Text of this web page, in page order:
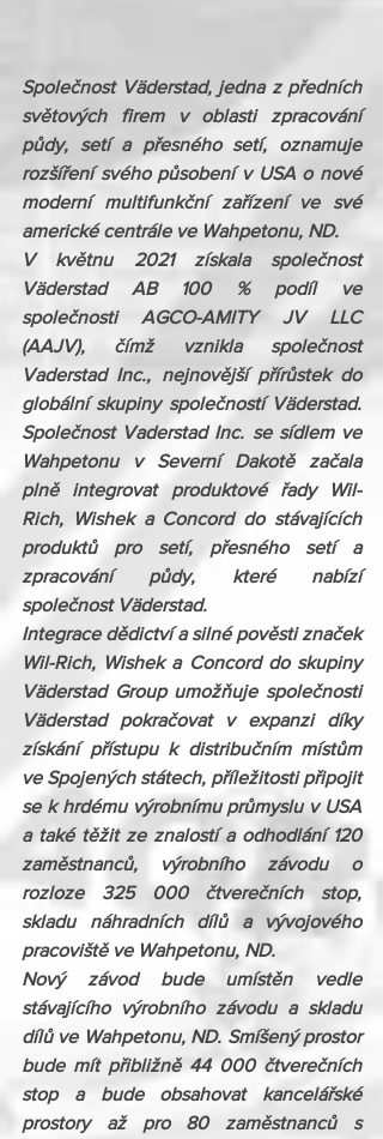
Společnost Väderstad, jedna z předních
světových firem v oblasti zpracování
půdy, setí a přesného setí, oznamuje
rozšíření svého působení v USA o nové
moderní multifunkční zařízení ve své
americké centrále ve Wahpetonu, ND.
V květnu 2021 získala společnost
Väderstad AB 100 % podíl ve
společnosti AGCO-AMITY JV LLC
(AAJV), čímž vznikla společnost
Vaderstad Inc., nejnovější přírůstek do
globální skupiny společností Väderstad.
Společnost Vaderstad Inc. se sídlem ve
Wahpetonu v Severní Dakotě začala
plně integrovat produktové řady Wil-
Rich, Wishek a Concord do stávajících
produktů pro setí, přesného setí a
zpracování půdy, které nabízí
společnost Väderstad.
Integrace dědictví a silné pověsti značek
Wil-Rich, Wishek a Concord do skupiny
Väderstad Group umožňuje společnosti
Väderstad pokračovat v expanzi díky
získání přístupu k distribučním místům
ve Spojených státech, příležitosti připojit
se k hrdému výrobnímu průmyslu v USA
a také těžit ze znalostí a odhodlání 120
zaměstnanců, výrobního závodu o
rozloze 325 000 čtverečních stop,
skladu náhradních dílů a vývojového
pracoviště ve Wahpetonu, ND.
Nový závod bude umístěn vedle
stávajícího výrobního závodu a skladu
dílů ve Wahpetonu, ND. Smíšený prostor
bude mít přibližně 44 000 čtverečních
stop a bude obsahovat kancelářské
prostory až pro 80 zaměstnanců s